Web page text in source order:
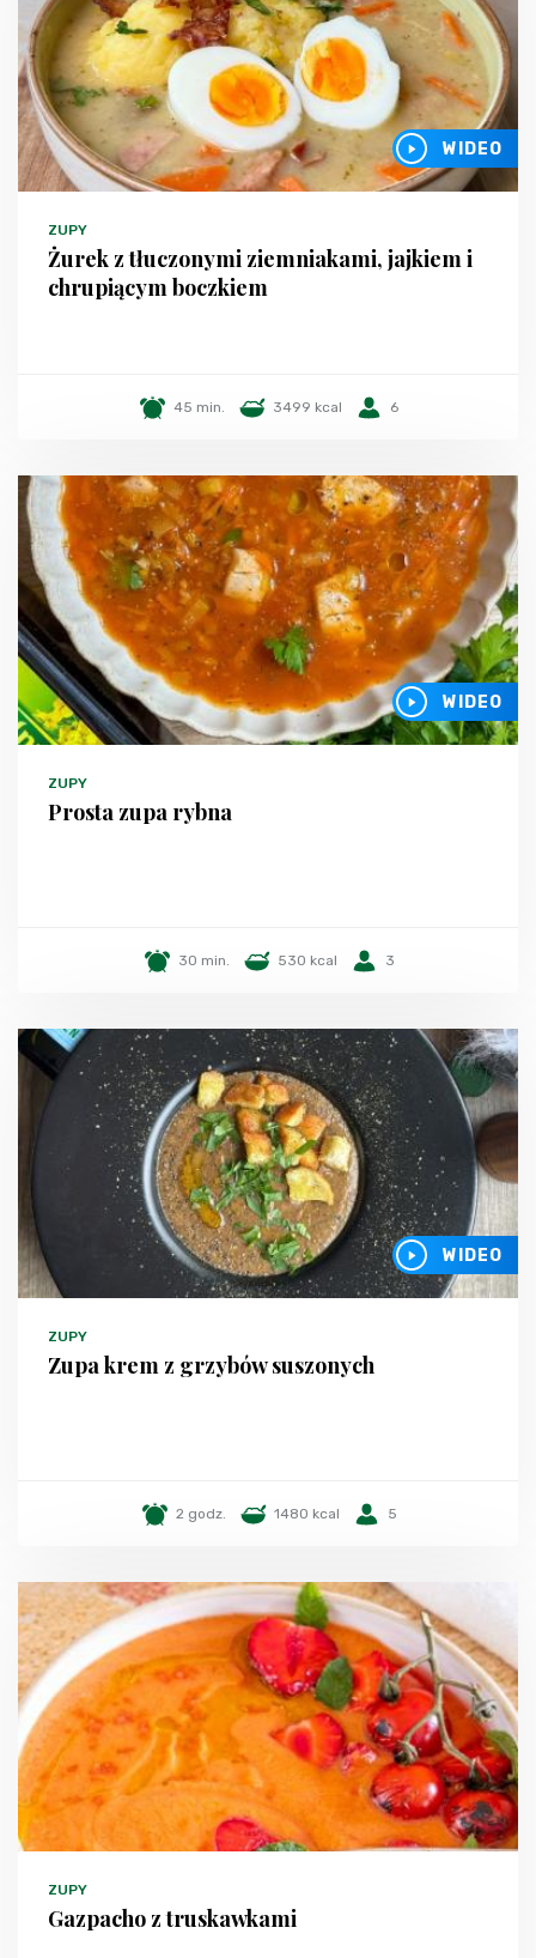
WIDEO
ZUPY
Żurek z tłuczonymi ziemniakami, jajkiem i
chrupiącym boczkiem
45 min. 3499 kcal 6
WIDEO
ZUPY
Prosta zupa rybna
30 min. 530 kcal 3
WIDEO
ZUPY
Zupa krem z grzybów suszonych
2 godz. 1480 kcal 5
ZUPY
Gazpacho z truskawkami